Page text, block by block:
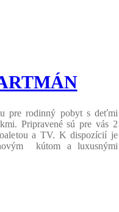
pre rodinný pobyt s deťmi
Pripravené sú pre vás 2
a TV. K dispozícií je
kútom a luxusnými